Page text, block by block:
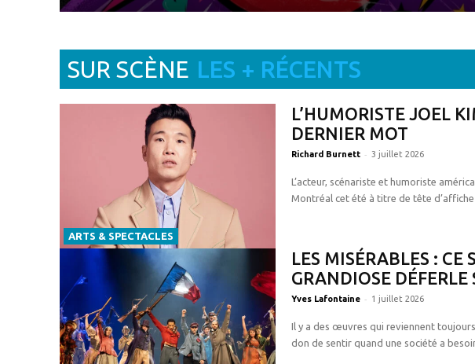
SUR SCÈNE LES + RÉCENTS
ARTS & SPECTACLES
L’HUMORISTE JOEL
DERNIER MOT
Richard Burnett - 3 juillet 2026
L’acteur, scénariste et humoriste
Montréal cet été à titre de tête d’affiche
LES MISÉRABLES : CE
GRANDIOSE DÉFERLE
Yves Lafontaine - 1 juillet 2026
Il y a des œuvres qui reviennent
don de sentir quand une société a